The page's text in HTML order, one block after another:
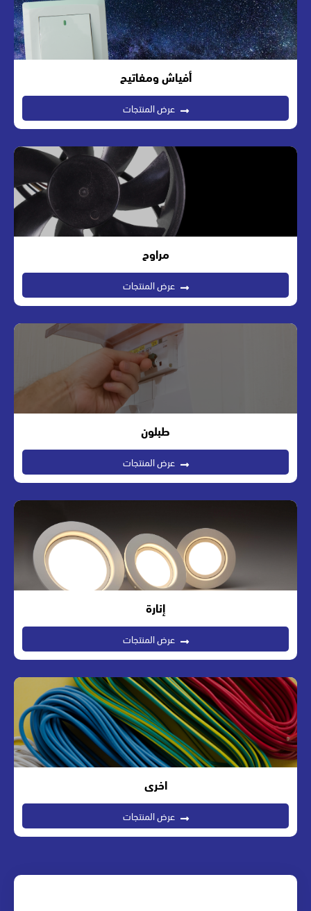
أفياش ومفاتيح
عرض المنتجات
مراوح
عرض المنتجات
طبلون
عرض المنتجات
إنارة
عرض المنتجات
اخرى
عرض المنتجات